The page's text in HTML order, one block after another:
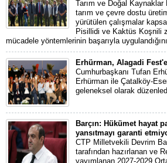
Tarım ve Doğal Kaynaklar
tarım ve çevre dostu
yürütülen çalışmalar
Pisillidi ve Kaktüs Koşnili
mücadele yöntemlerinin başarıyla
Erhürman, Alagadi Fest'e
Cumhurbaşkanı Tufan
Erhürman ile Çatalköy-
geleneksel olarak
Barçın: Hükümet hayat
yansıtmayı garanti
CTP Milletvekili Devrim
tarafından hazırlanan ve
yayımlanan 2027-2029